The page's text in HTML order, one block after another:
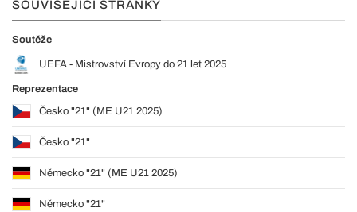
SOUVISEJÍCÍ STRÁNKY
Soutěže
UEFA - Mistrovství Evropy do 21 let 2025
Reprezentace
Česko "21" (ME U21 2025)
Česko "21"
Německo "21" (ME U21 2025)
Německo "21"